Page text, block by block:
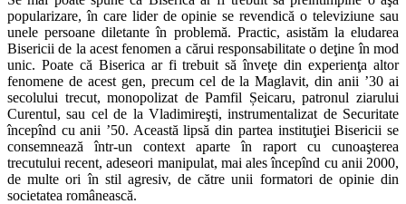
popularizare, în care lider de opinie se revendică o televiziune sau
unele persoane diletante în problemă. Practic, asistăm la eludarea
Bisericii de la acest fenomen a cărui responsabilitate o deţine în mod
unic. Poate că Biserica ar fi trebuit să înveţe din experienţa altor
fenomene de acest gen, precum cel de la Maglavit, din anii ’30 ai
secolului trecut, monopolizat de Pamfil Șeicaru, patronul ziarului
Curentul, sau cel de la Vladimireşti, instrumentalizat de Securitate
începînd cu anii ’50. Această lipsă din partea instituţiei Bisericii se
consemnează într-un context aparte în raport cu cunoaşterea
trecutului recent, adeseori manipulat, mai ales începînd cu anii 2000,
de multe ori în stil agresiv, de către unii formatori de opinie din
societatea românească.